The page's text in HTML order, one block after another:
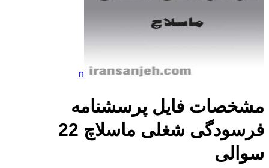
n
مشخصات فایل پرسشنامه
فرسودگی شغلی ماسلاچ 22
سوالی